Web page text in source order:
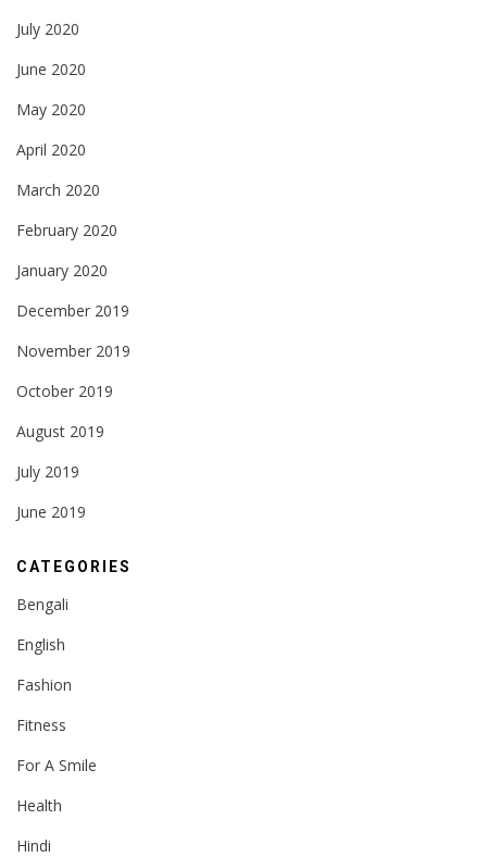
July 2020
June 2020
May 2020
April 2020
March 2020
February 2020
January 2020
December 2019
November 2019
October 2019
August 2019
July 2019
June 2019
CATEGORIES
Bengali
English
Fashion
Fitness
For A Smile
Health
Hindi